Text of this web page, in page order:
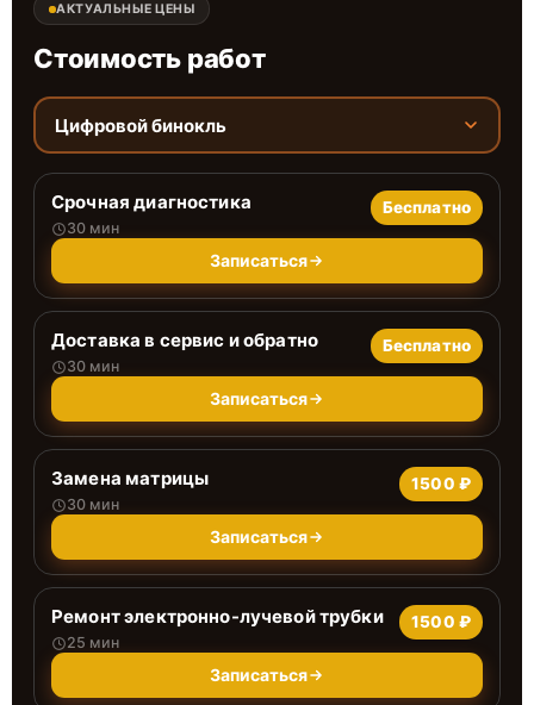
АКТУАЛЬНЫЕ ЦЕНЫ
Стоимость работ
Цифровой бинокль
Срочная диагностика
30 мин
Бесплатно
Записаться
Доставка в сервис и обратно
30 мин
Бесплатно
Записаться
Замена матрицы
30 мин
1500 ₽
Записаться
Ремонт электронно-лучевой трубки
25 мин
1500 ₽
Записаться